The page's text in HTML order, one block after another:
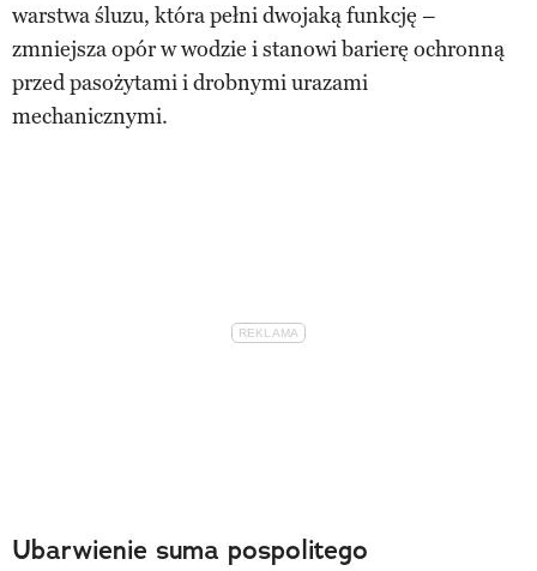
warstwa śluzu, która pełni dwojaką funkcję –
zmniejsza opór w wodzie i stanowi barierę ochronną
przed pasożytami i drobnymi urazami
mechanicznymi.
Ubarwienie suma pospolitego